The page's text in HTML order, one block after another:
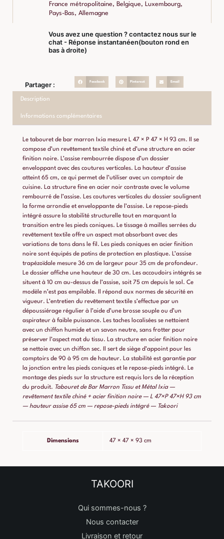
France métropolitaine, Belgique, Luxembourg,
Pays-Bas, Allemagne
Vous avez une question ? contactez nous sur le
chat - Réponse instantanéen(bouton rond en
bas à droite)
Partager : Facebook Pinterest Email
Description
Informations complémentaires
Le tabouret de bar marron Ixia mesure L 47 × P 47 × H 93 cm. Il se
compose d’un revêtement textile chiné et d’une structure en acier
finition noire. L’assise rembourrée dispose d’un dossier
enveloppant avec des coutures verticales. La hauteur d’assise
atteint 65 cm, ce qui permet de l’utiliser avec un comptoir de
cuisine. La structure fine en acier noir contraste avec le volume
rembourré de l’assise. Les coutures verticales du dossier soulignent
la forme arrondie et enveloppante de l’assise. Le repose-pieds
intégré assure la stabilité structurelle tout en marquant la
transition entre les pieds coniques. Le tissage à mailles serrées du
revêtement textile offre un aspect mat absorbant avec des
variations de tons dans le fil. Les pieds coniques en acier finition
noire sont équipés de patins de protection en plastique. L’assise
trapézoïdale mesure 36 cm de largeur pour 35 cm de profondeur.
Le dossier affiche une hauteur de 30 cm. Les accoudoirs intégrés se
situent à 10 cm au-dessus de l’assise, soit 75 cm depuis le sol. Ce
modèle n’est pas empilable. Il répond aux normes de sécurité en
vigueur. L’entretien du revêtement textile s’effectue par un
dépoussiérage régulier à l’aide d’une brosse souple ou d’un
aspirateur à faible puissance. Les taches localisées se nettoient
avec un chiffon humide et un savon neutre, sans frotter pour
préserver l’aspect mat du tissu. La structure en acier finition noire
se nettoie avec un chiffon sec. Il sert de siège d’appoint pour les
comptoirs de 90 à 95 cm de hauteur. La stabilité est garantie par
la jonction entre les pieds coniques et le repose-pieds intégré. Le
montage des pieds sur la structure est requis lors de la réception
du produit. Tabouret de Bar Marron Tissu et Métal Ixia —
revêtement textile chiné + acier finition noire — L 47×P 47×H 93 cm
— hauteur assise 65 cm — repose-pieds intégré — Takoori
Dimensions 47 × 47 × 93 cm
TAKOORI
Qui sommes-nous ?
Nous contacter
Livraison et retour